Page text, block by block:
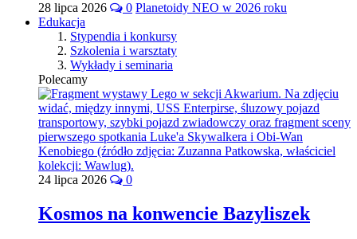
28 lipca 2026 0 Planetoidy NEO w 2026 roku
Edukacja
Stypendia i konkursy
Szkolenia i warsztaty
Wykłady i seminaria
Polecamy
24 lipca 2026 0
Kosmos na konwencie Bazyliszek